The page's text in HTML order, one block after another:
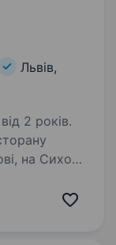
Львів,
2 років.
на Сихові.